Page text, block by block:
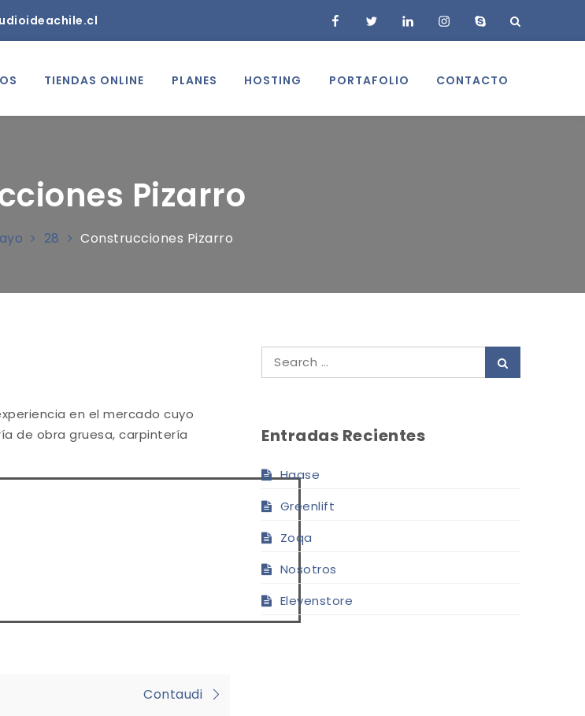
facebooktwitterlinkedininstagram
skype
TIENDAS ONLINE PLANES HOSTING PORTAFOLIO CONTACTO
Pizarro
28 Construcciones Pizarro
en el mercado cuyo
de obra gruesa, carpintería
Contaudi
Search
for:
Entradas Recientes
Haase
Greenlift
Zoqa
Nosotros
Elevenstore